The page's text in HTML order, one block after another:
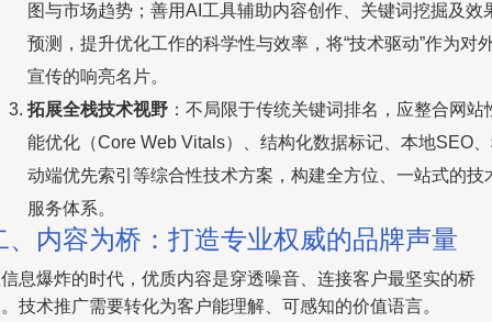
图与市场趋势；善用AI工具辅助内容创作、关键词挖掘及效
预测，提升优化工作的科学性与效率，将“技术驱动”作为对
宣传的响亮名片。
拓展全栈技术视野 ：不局限于传统关键词排名，应整合网站
能优化（Core Web Vitals）、结构化数据标记、本地SEO
动端优先索引等综合性技术方案，构建全方位、一站式的技
服务体系。
、内容为桥：打造专业权威的品牌声量
息爆炸的时代，优质内容是穿透噪音、连接客户最坚实的桥
技术推广需要转化为客户能理解、可感知的价值语言。